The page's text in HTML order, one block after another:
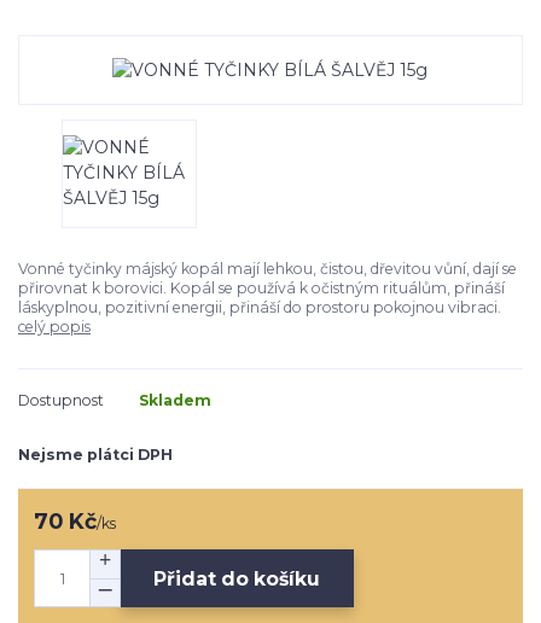
Vonné tyčinky májský kopál mají lehkou, čistou, dřevitou vůní, dají se
přirovnat k borovici. Kopál se používá k očistným rituálům, přináší
láskyplnou, pozitivní energii, přináší do prostoru pokojnou vibraci.
celý popis
Dostupnost Skladem
Nejsme plátci DPH
70 Kč/ks
Přidat do košíku